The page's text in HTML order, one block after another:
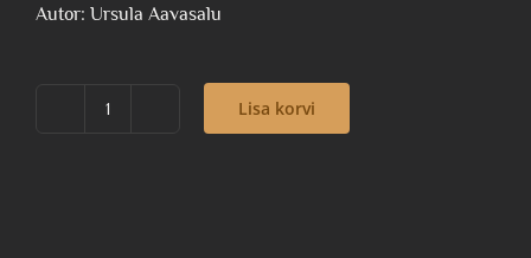
Autor: Ursula Aavasalu
Lisa korvi